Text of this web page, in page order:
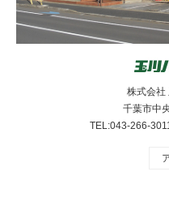
株式会社
千葉市中
TEL:043-266-